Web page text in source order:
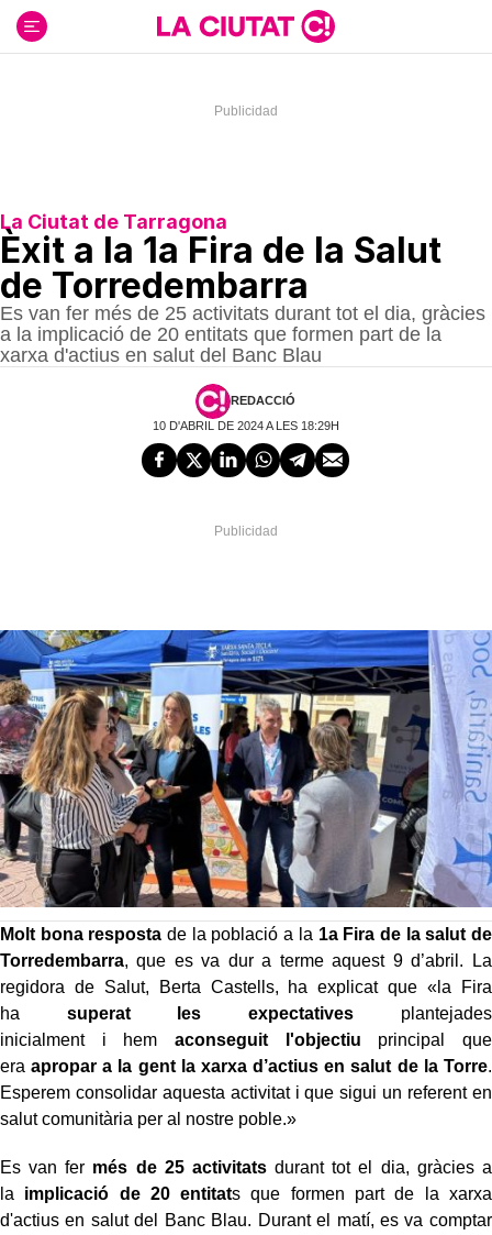
contenido
La Ciutat de Tarragona
Èxit a la 1a Fira de la Salut
de Torredembarra
Es van fer més de 25 activitats durant tot el dia, gràcies
a la implicació de 20 entitats que formen part de la
xarxa d'actius en salut del Banc Blau
REDACCIÓ
10 D'ABRIL DE 2024 A LES 18:29H
Molt bona resposta de la població a la 1aFira de la salut de
Torredembarra, que es va dur a terme aquest 9 d’abril. La
regidora de Salut, Berta Castells, ha explicat que « la Fira
ha superat les expectatives plantejades
inicialment i hem aconseguit l'objectiu principal que
eraapropar a la gent la xarxa d’actius en salut de la Torre.
Esperem consolidar aquesta activitati que sigui un referent en
salut comunitària per al nostre poble.»
Es van fer més de 25 activitatsdurant tot el dia, gràcies a
la implicació de 20 entitats que formen part de la xarxa
d'actius en salut del Banc Blau. Durant el matí,es va comptar